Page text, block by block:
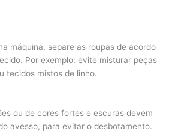
máquina, separe as roupas de acordo
Por exemplo: evite misturar peças
tecidos mistos de linho.
ou de cores fortes e escuras devem
avesso, para evitar o desbotamento.